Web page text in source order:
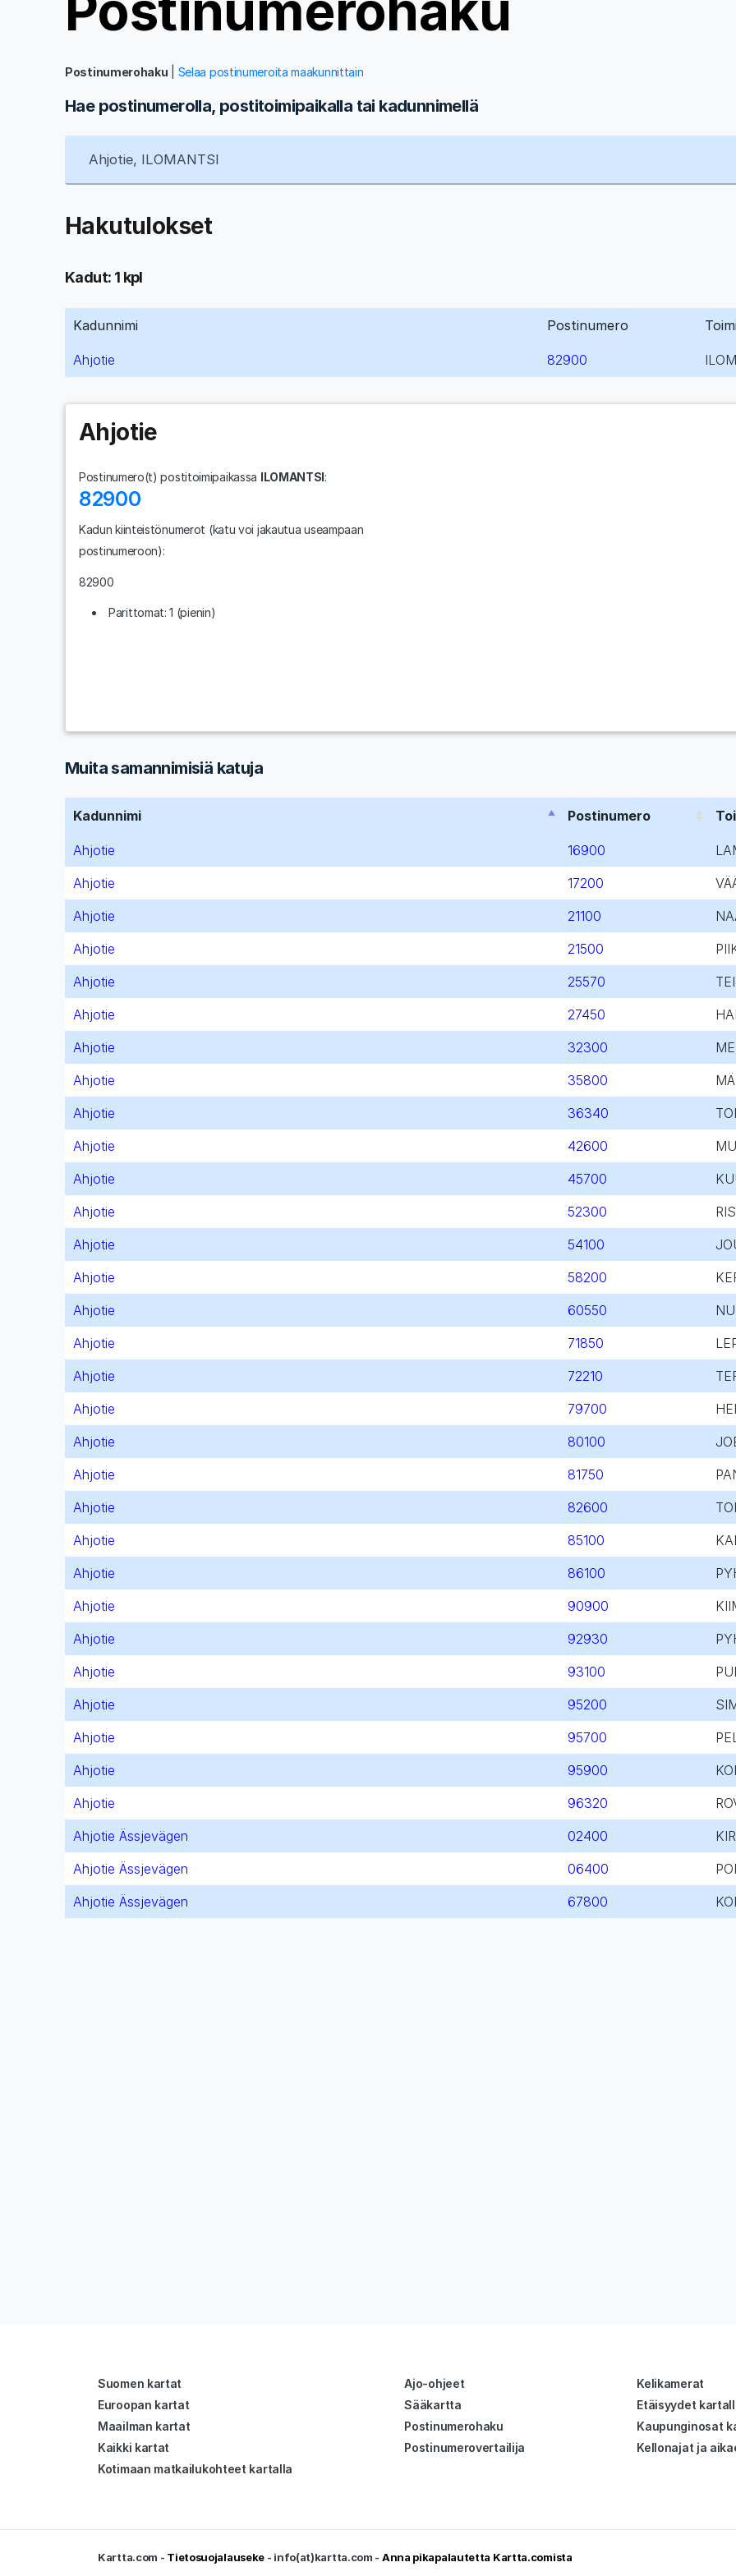
Postinumerohaku Selaa postinumeroita maakunnittain
Hae postinumerolla, postitoimipaikalla tai kadunnimellä
Hakutulokset
Kadut: 1 kpl
Kadunnimi Postinumero
Ahjotie 82900
Ahjotie
Postinumero(t) postitoimipaikassa ILOMANTSI:
82900
Kadun kiinteistönumerot (katu voi jakautua useampaan
postinumeroon):
82900
Parittomat: 1 (pienin)
Muita samannimisiä katuja
Kadunnimi Postinumero
Ahjotie 16900
Ahjotie
17200
Ahjotie
21100
Ahjotie
21500
Ahjotie
25570
Ahjotie
27450
Ahjotie
32300
Ahjotie
35800
Ahjotie
36340
Ahjotie
42600
Ahjotie
45700
Ahjotie
52300
Ahjotie
54100
Ahjotie
58200
Ahjotie
60550
Ahjotie
71850
Ahjotie
72210
Ahjotie
79700
Ahjotie
80100
Ahjotie
81750
Ahjotie
82600
Ahjotie
85100
Ahjotie
86100
Ahjotie
90900
Ahjotie
92930
Ahjotie
93100
Ahjotie
95200
Ahjotie
95700
Ahjotie
95900
Ahjotie
96320
Ahjotie Ässjevägen
02400
Ahjotie Ässjevägen
06400
Ahjotie Ässjevägen
67800
Suomen kartat
Euroopan kartat
Maailman kartat
Kaikki kartat
Kotimaan matkailukohteet kartalla
Ajo-ohjeet
Sääkartta
Postinumerohaku
Postinumerovertailija
Kelikamerat
Etäisyydet
Kaupunginosat
Kellonajat ja
Kartta.com - Tietosuojalauseke - info(at)kartta.com - Anna pikapalautetta Kartta.comista